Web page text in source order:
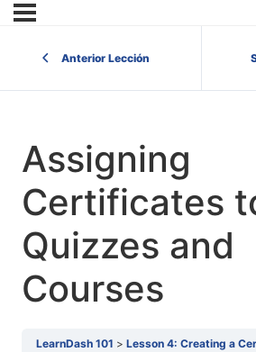
Anterior Lección
Assigning
Certificates
Quizzes and
Courses
LearnDash 101 Lesson 4: Creating a Certificate